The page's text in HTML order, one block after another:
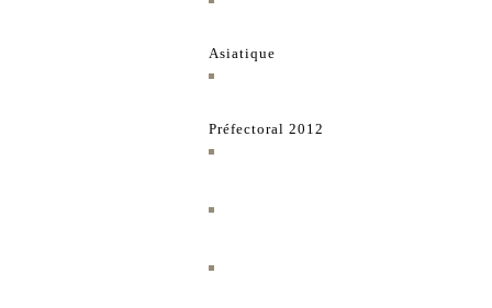
Asiatique
Préfectoral 2012